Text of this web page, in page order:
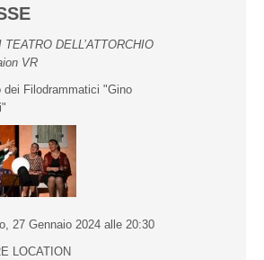
TEATRO DELL’ATTORCHIO
VR
dei Filodrammatici "Gino
27 Gennaio 2024 alle 20:30
LOCATION